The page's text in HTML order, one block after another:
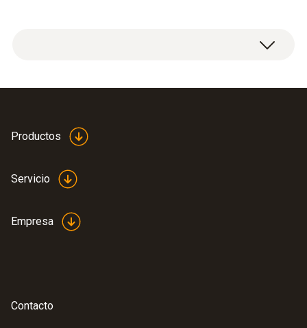
Productos
Servicio
Empresa
Contacto